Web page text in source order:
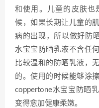
和使用。儿童的皮肤也
候，如果长期让儿童的
病的出现，所以做好防
水宝宝防晒乳液不含任
比较温和的防晒乳液，
的。使用的时候能够涂
coppertone水宝宝防晒
变得愈加健康柔嫩。